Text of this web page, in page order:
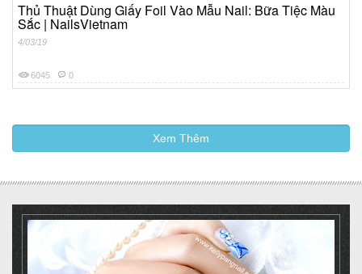
Thủ Thuật Dùng Giấy Foil Vào Mẫu Nail: Bữa Tiệc Màu
Sắc | NailsVietnam
4/03/19
6045 0
Xem Thêm